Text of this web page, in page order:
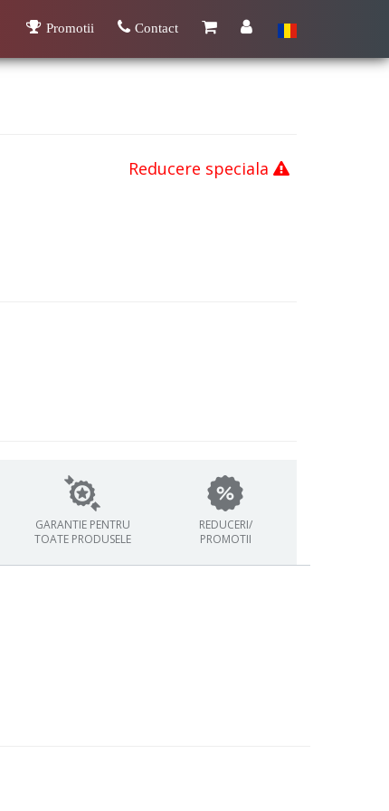
Promotii Contact
Reducere speciala
GARANTIE PENTRU
TOATE PRODUSELE
REDUCERI/
PROMOTII